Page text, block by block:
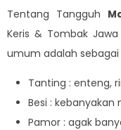
Tentang Tangguh
Keris & Tombak
umum adalah sebagai
Tanting : enteng,
Besi : kebanyakan
Pamor : agak